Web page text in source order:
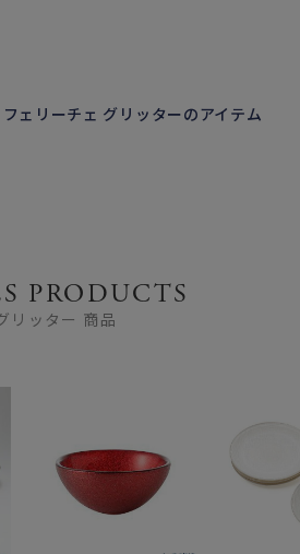
ェリーチェ グリッターのアイテム
PRODUCTS
リッター 商品